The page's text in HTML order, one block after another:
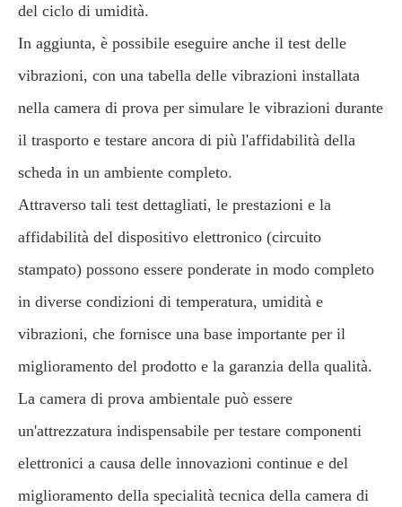
del ciclo di umidità.
In aggiunta, è possibile eseguire anche il test delle
vibrazioni, con una tabella delle vibrazioni installata
nella camera di prova per simulare le vibrazioni durante
il trasporto e testare ancora di più l'affidabilità della
scheda in un ambiente completo.
Attraverso tali test dettagliati, le prestazioni e la
affidabilità del dispositivo elettronico (circuito
stampato) possono essere ponderate in modo completo
in diverse condizioni di temperatura, umidità e
vibrazioni, che fornisce una base importante per il
miglioramento del prodotto e la garanzia della qualità.
La camera di prova ambientale può essere
un'attrezzatura indispensabile per testare componenti
elettronici a causa delle innovazioni continue e del
miglioramento della specialità tecnica della camera di